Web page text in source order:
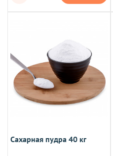
Сахарная пудра 40 кг